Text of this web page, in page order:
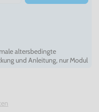
altersbedingte
und Anleitung, nur Modul